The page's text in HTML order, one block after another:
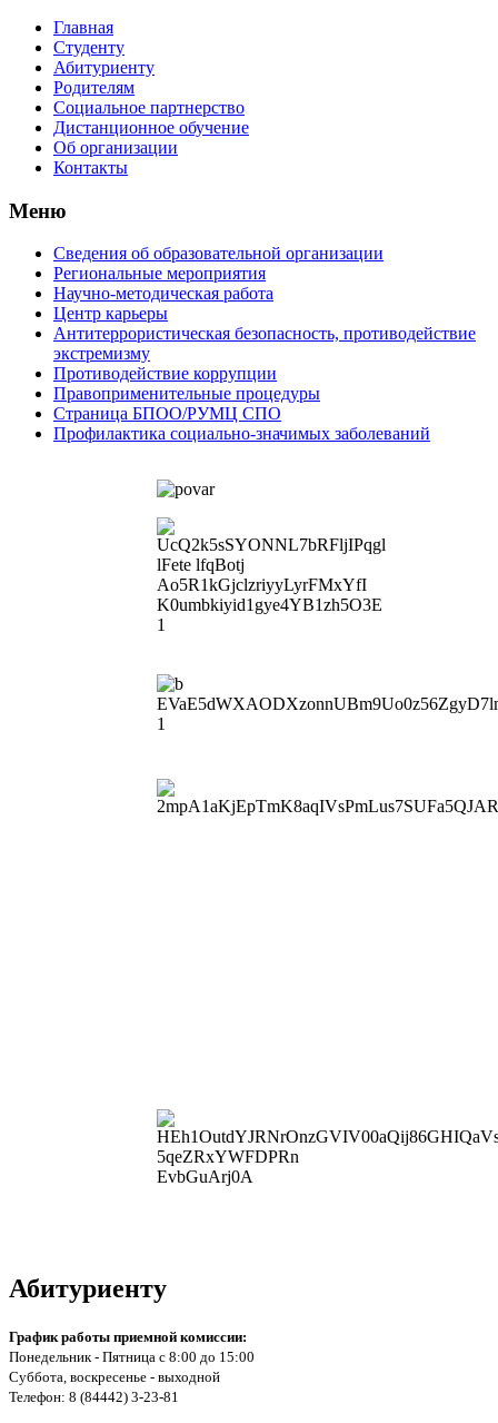
Главная
Студенту
Абитуриенту
Родителям
Социальное партнерство
Дистанционное обучение
Об организации
Контакты
Меню
Сведения об образовательной организации
Региональные мероприятия
Научно-методическая работа
Центр карьеры
Антитеррористическая безопасность, противодействие
экстремизму
Противодействие коррупции
Правоприменительные процедуры
Страница БПОО/РУМЦ CПO
Профилактика социально-значимых заболеваний
Абитуриенту
График работы приемной комиссии:
Понедельник - Пятница с 8:00 до 15:00
Суббота, воскресенье - выходной
Телефон: 8 (84442) 3-23-81